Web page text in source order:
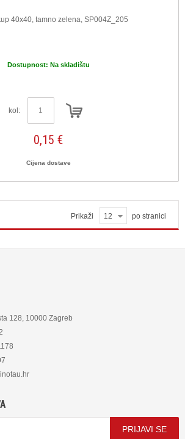
40x40, tamno zelena, SP004Z_205
Dostupnost: Na skladištu
kol:
0,15 €
Cijena dostave
Prikaži 12 po stranici
128, 10000 Zagreb
r
PRIJAVI SE